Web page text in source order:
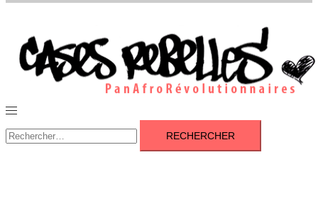
Ouvrir/fermer
le
menu
Rechercher :